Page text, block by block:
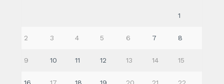
1
2 3 4 5 6 7 8
9 10 11 12 13 14 15